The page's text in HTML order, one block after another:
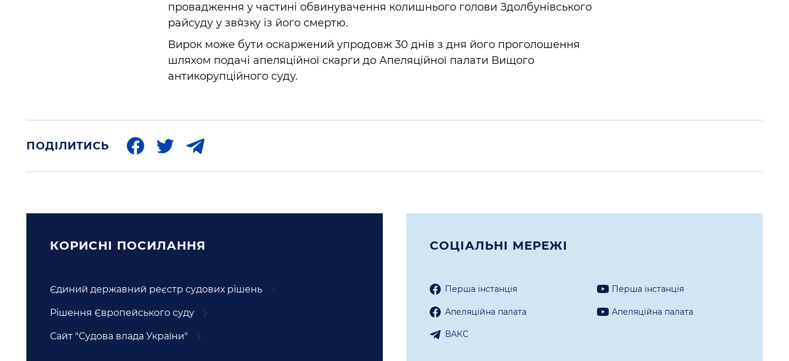
провадження у частині обвинувачення колишнього голови Здолбунівського
райсуду у зв`язку із його смертю.
Вирок може бути оскаржений упродовж 30 днів з дня його проголошення
шляхом подачі апеляційної скарги до Апеляційної палати Вищого
антикорупційного суду.
ПОДІЛИТИСЬ
КОРИСНI ПОСИЛАННЯ
Єдиний державний реєстр судових рішень
Рішення Європейського суду
Сайт "Судова влада України"
СОЦIАЛЬНI МЕРЕЖI
Перша iнстанцiя Перша iнстанцiя
Апеляцiйна палата Апеляцiйна палата
ВАКС